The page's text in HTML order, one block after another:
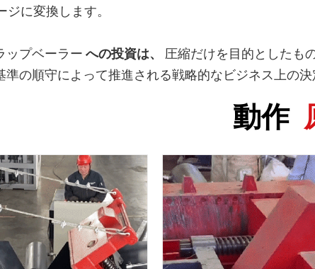
に変換します。
ップベーラー への投資は、
圧縮だけを目的としたも
の順守によって推進される戦略的なビジネス上の決
動作